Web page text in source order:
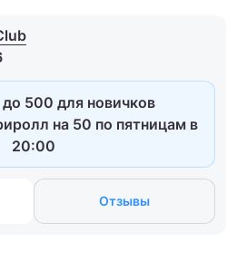
500 для новичков
на 50 по пятницам в
20:00
Отзывы